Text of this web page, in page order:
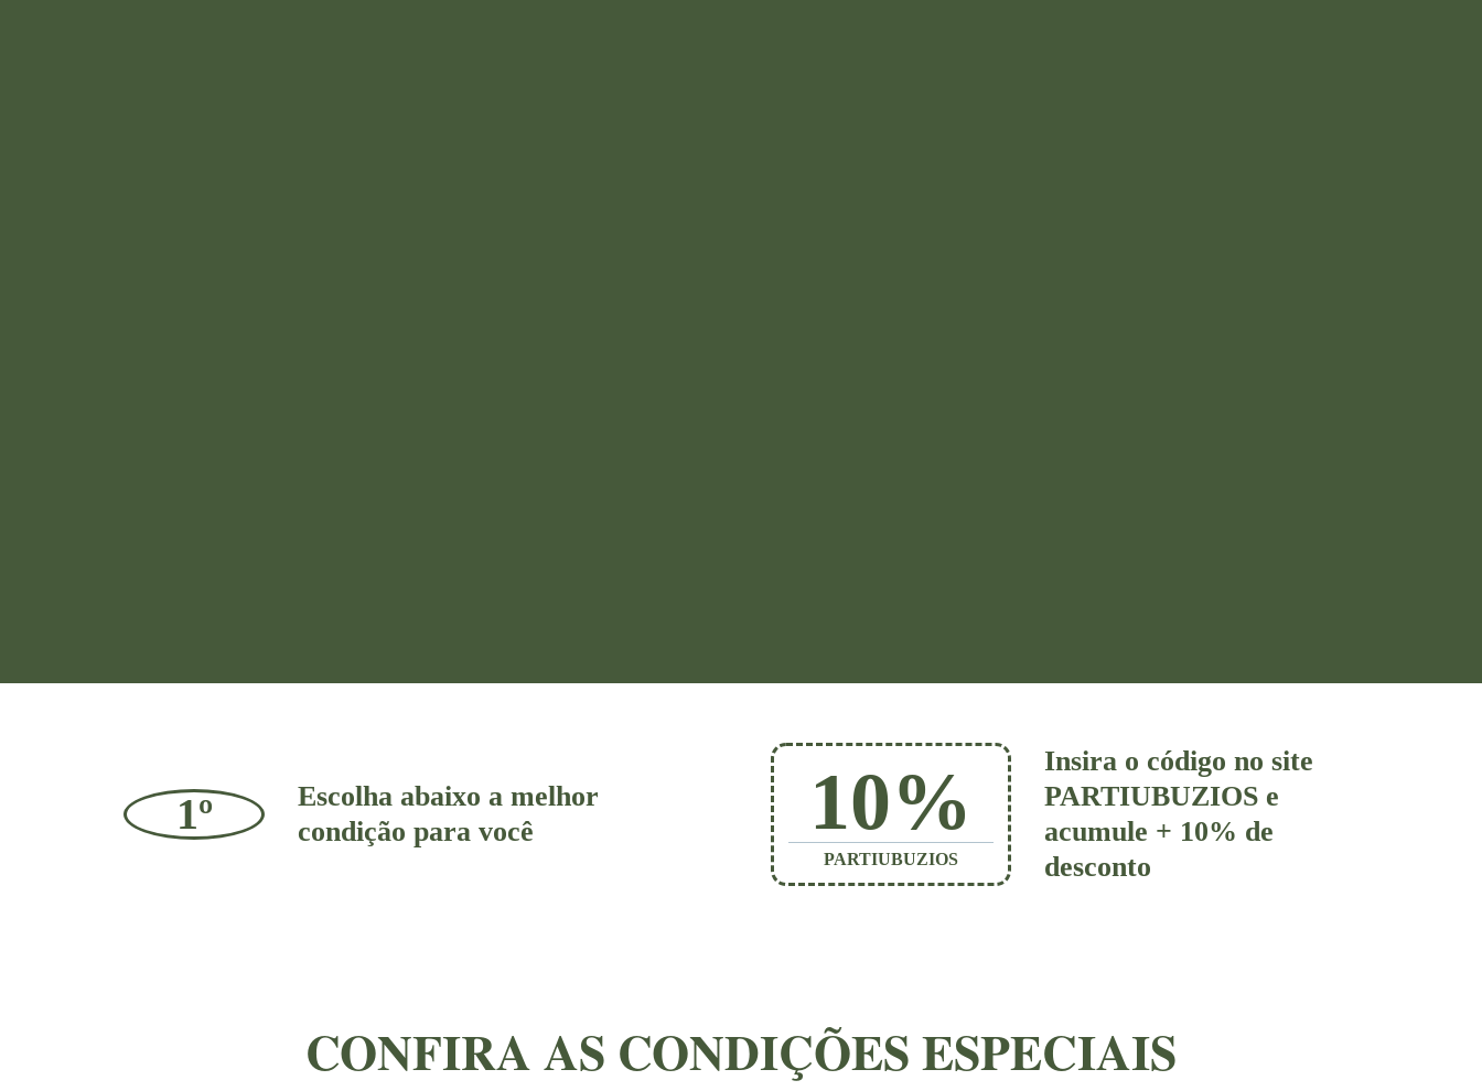
1º
Escolha abaixo a melhor
condição para você
10%
PARTIUBUZIOS
Insira o código no site
PARTIUBUZIOS e
acumule + 10% de
desconto
CONFIRA AS CONDIÇÕES ESPECIAIS